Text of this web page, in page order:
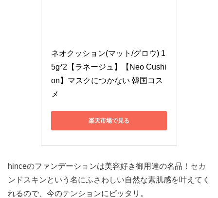
ネオクッション(マット/グロウ) 1
5g*2【ラネージュ】【Neo Cushi
on】マスクにつかない 韓国コス
メ
楽天市場で見る
hinceのファンデーションは美容好き御用達の名品！セカ
ンドスキンという名にふさわしい自然な素肌感を叶えてく
れるので、今のテンションにピッタリ。